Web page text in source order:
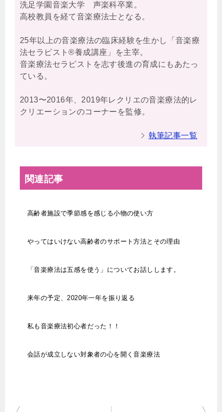
洗足学園音楽大学 声楽科卒業。
高校教員を経て音楽療法士となる。
25年以上の音楽療法の臨床経験を生かし「音楽療
法セラピスト®養成講座」を主宰。
音楽療法セラピストを志す後進の育成にもあたっ
ている。
2013〜2016年、2019年レクリエの音楽療法的レ
クリエーションのコーナーを監修。
執筆記事一覧
関連記事
高齢者施設で季節感を感じる小物の使い方
やってはいけない高齢者のサポート方法とその理由
「音楽療法は五感を使う」についてお話しします。
来年の予定、2020年一年を振り返る
私も音楽療法初心者だった！！
会話が成立しない対象者の心を開く音楽療法